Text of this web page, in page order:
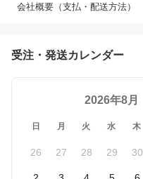
会社概要（支払・配送方法）
受注・発送カレンダー
2026年8月
日 月 火 水 木
26 27 28 29 30